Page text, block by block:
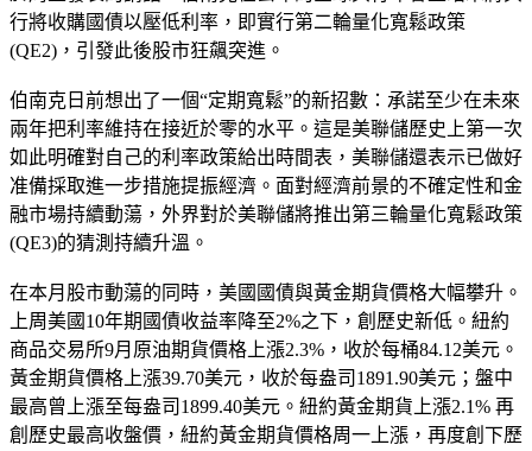
行將收購國債以壓低利率，即實行第二輪量化寬鬆政策
(QE2)，引發此後股市狂飆突進。
伯南克日前想出了一個“定期寬鬆”的新招數：承諾至少在未來
兩年把利率維持在接近於零的水平。這是美聯儲歷史上第一次
如此明確對自己的利率政策給出時間表，美聯儲還表示已做好
准備採取進一步措施提振經濟。面對經濟前景的不確定性和金
融市場持續動蕩，外界對於美聯儲將推出第三輪量化寬鬆政策
(QE3)的猜測持續升溫。
在本月股市動蕩的同時，美國國債與黃金期貨價格大幅攀升。
上周美國10年期國債收益率降至2%之下，創歷史新低。紐約
商品交易所9月原油期貨價格上漲2.3%，收於每桶84.12美元。
黃金期貨價格上漲39.70美元，收於每盎司1891.90美元；盤中
最高曾上漲至每盎司1899.40美元。紐約黃金期貨上漲2.1% 再
創歷史最高收盤價，紐約黃金期貨價格周一上漲，再度創下歷